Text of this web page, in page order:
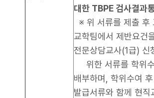
대한 TBPE 검사결과
※ 위 서류를 제출 후
교학팀에서 제반요건
전문상담교사(1급) 신
위한 서류를 학위수
배부하며, 학위수여
발급서류와 함께 현직